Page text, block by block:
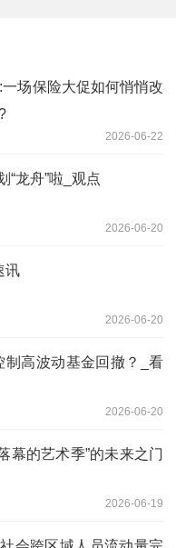
场保险大促如何悄悄改
2026-06-22
“龙舟”啦_观点
2026-06-20
讯
2026-06-20
制高波动基金回撤？_看
2026-06-20
幕的艺术季”的未来之门
2026-06-19